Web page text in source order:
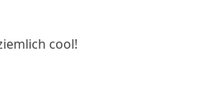
cool!